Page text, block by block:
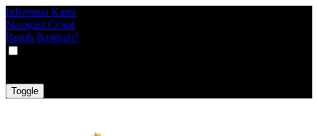
Informasi Kami
Navigasi Cepat
Butuh Bantuan?
Toggle